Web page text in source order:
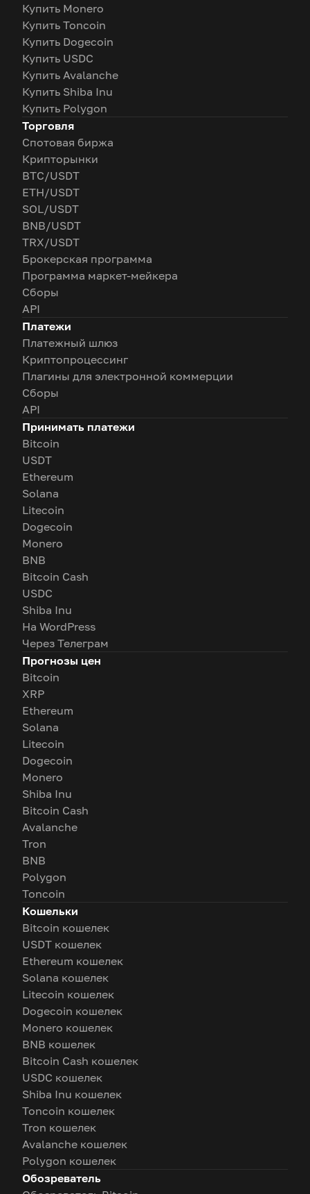
Купить Monero
Купить Toncoin
Купить Dogecoin
Купить USDC
Купить Avalanche
Купить Shiba Inu
Купить Polygon
Торговля
Спотовая биржа
Крипторынки
BTC/USDT
ETH/USDT
SOL/USDT
BNB/USDT
TRX/USDT
Брокерская программа
Программа маркет-мейкера
Сборы
API
Платежи
Платежный шлюз
Криптопроцессинг
Плагины для электронной коммерции
Сборы
API
Принимать платежи
Bitcoin
USDT
Ethereum
Solana
Litecoin
Dogecoin
Monero
BNB
Bitcoin Cash
USDC
Shiba Inu
На WordPress
Через Телеграм
Прогнозы цен
Bitcoin
XRP
Ethereum
Solana
Litecoin
Dogecoin
Monero
Shiba Inu
Bitcoin Cash
Avalanche
Tron
BNB
Polygon
Toncoin
Кошельки
Bitcoin кошелек
USDT кошелек
Ethereum кошелек
Solana кошелек
Litecoin кошелек
Dogecoin кошелек
Monero кошелек
BNB кошелек
Bitcoin Cash кошелек
USDC кошелек
Shiba Inu кошелек
Toncoin кошелек
Tron кошелек
Avalanche кошелек
Polygon кошелек
Обозреватель